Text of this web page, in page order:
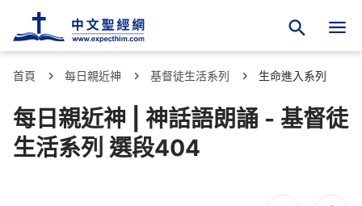
首頁 每日親近神 基督徒生活系列 生命進入系列
每日親近神 | 神話語朗誦 - 基督徒
生活系列 選段404